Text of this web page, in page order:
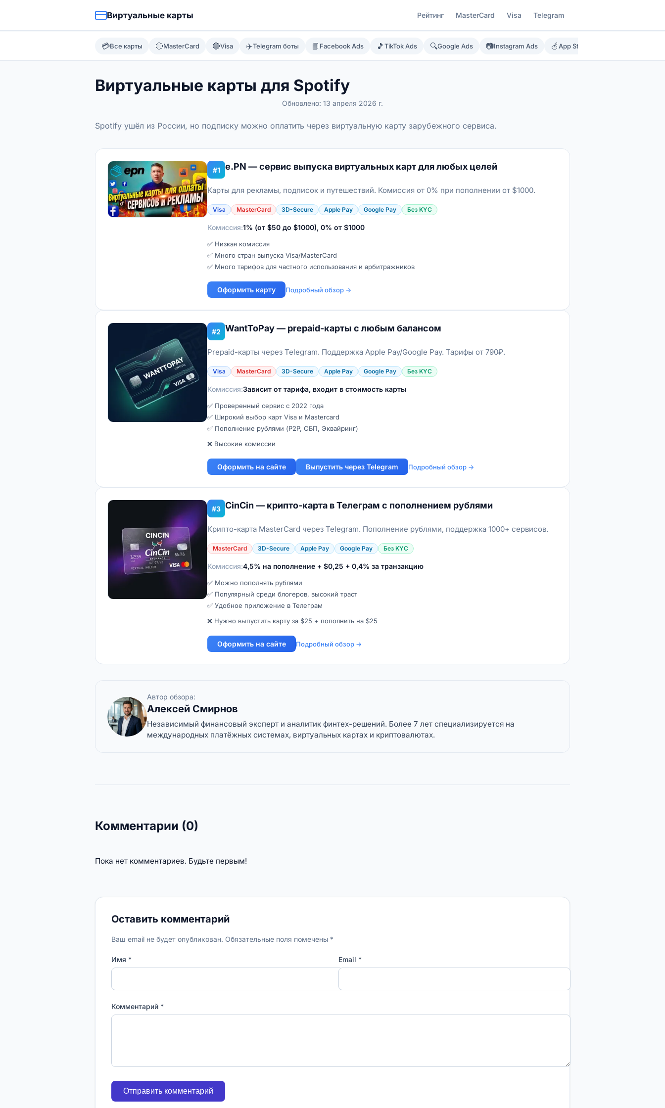
Виртуальные карты Рейтинг MasterCard Visa Telegram
💳Все карты 🔴MasterCard 🔵Visa ✈️Telegram боты 📘 Facebook Ads 🎵 TikTok Ads 🔍Google Ads 📷Instagram Ads 🍎App Store
Виртуальные карты для Spotify
Обновлено: 13 апреля 2026 г.
Spotify ушёл из России, но подписку можно оплатить через виртуальную карту зарубежного сервиса.
#1 e.PN — сервис выпуска виртуальных карт для любых целей
Карты для рекламы, подписок и путешествий. Комиссия от 0% при пополнении от $1000.
Visa MasterCard 3D-Secure Apple Pay Google Pay Без KYC
Комиссия:1% (от $50 до $1000), 0% от $1000
✅ Низкая комиссия
✅ Много стран выпуска Visa/MasterCard
✅ Много тарифов для частного использования и арбитражников
Оформить карту Подробный обзор →
#2 WantToPay — prepaid-карты с любым балансом
Prepaid-карты через Telegram. Поддержка Apple Pay/Google Pay. Тарифы от 790₽.
Visa MasterCard 3D-Secure Apple Pay Google Pay Без KYC
Комиссия:Зависит от тарифа, входит в стоимость карты
✅ Проверенный сервис с 2022 года
✅ Широкий выбор карт Visa и Mastercard
✅ Пополнение рублями (P2P, СБП, Эквайринг)
❌ Высокие комиссии
Оформить на сайте Выпустить через Telegram Подробный обзор →
#3 CinCin — крипто-карта в Телеграм с пополнением рублями
Крипто-карта MasterCard через Telegram. Пополнение рублями, поддержка 1000+ сервисов.
MasterCard 3D-Secure Apple Pay Google Pay Без KYC
Комиссия:4,5% на пополнение + $0,25 + 0,4% за транзакцию
✅ Можно пополнять рублями
✅ Популярный среди блогеров, высокий траст
✅ Удобное приложение в Телеграм
❌ Нужно выпустить карту за $25 + пополнить на $25
Оформить на сайте Подробный обзор →
Автор обзора:
Алексей Смирнов
Независимый финансовый эксперт и аналитик финтех-решений. Более 7 лет специализируется на
международных платёжных системах, виртуальных картах и криптовалютах.
Комментарии (0)
Пока нет комментариев. Будьте первым!
Оставить комментарий
Ваш email не будет опубликован. Обязательные поля помечены *
Имя * Email *
Комментарий *
Отправить комментарий